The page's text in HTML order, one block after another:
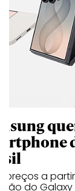
preços a
do Galaxy